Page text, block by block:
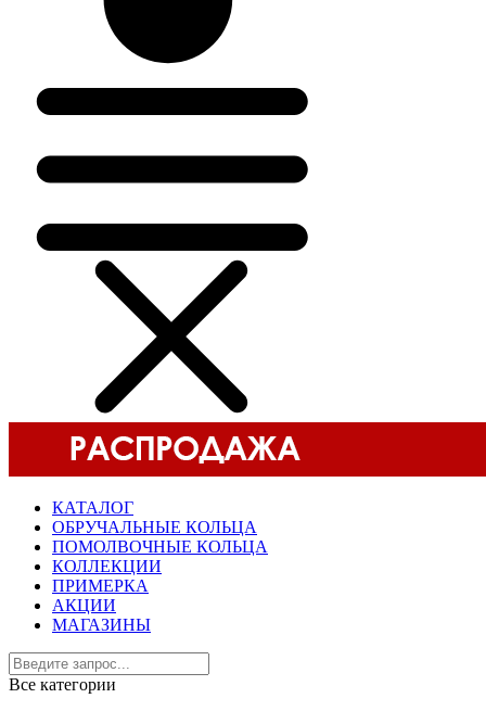
КАТАЛОГ
ОБРУЧАЛЬНЫЕ КОЛЬЦА
ПОМОЛВОЧНЫЕ КОЛЬЦА
КОЛЛЕКЦИИ
ПРИМЕРКА
АКЦИИ
МАГАЗИНЫ
Все категории